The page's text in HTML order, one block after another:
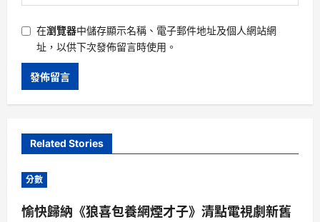
在瀏覽器中儲存顯示名稱、電子郵件地址及個人網站網
址，以供下次發佈留言時使用。
Related Stories
分數
愉快歸納《狼喜包養網煙才子》清點電視劇新舊